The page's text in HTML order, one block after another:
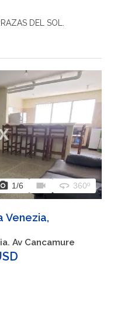
DEL SOL.
1/6 videocam 360 360º
Venezia,
Av Cancamure